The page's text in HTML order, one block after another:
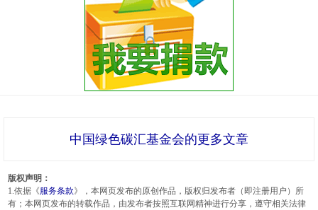
中国绿色碳汇基金会的更多文章
版权声明：
1.依据《服务条款》，本网页发布的原创作品，版权归发布者（即注册用户）所
有；本网页发布的转载作品，由发布者按照互联网精神进行分享，遵守相关法律